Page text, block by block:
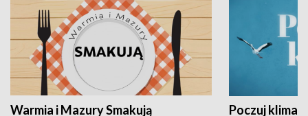
Warmia i Mazury Smakują Poczuj klimat